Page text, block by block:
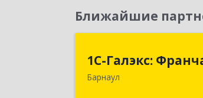
Ближайшие
1С-Галэкс:
Барнаул
1С-Галэкс:
656015, Алтайский